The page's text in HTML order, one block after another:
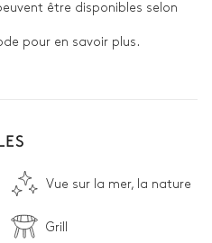
sur le rooftop pour
être disponibles selon
pour en savoir plus.
Vue sur la mer, la nature
Grill